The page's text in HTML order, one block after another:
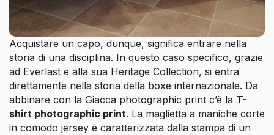
Acquistare un capo, dunque, significa entrare nella
storia di una disciplina. In questo caso specifico, grazie
ad Everlast e alla sua Heritage Collection, si entra
direttamente nella storia della boxe internazionale. Da
abbinare con la Giacca photographic print c’è la T-
shirt photographic print. La maglietta a maniche corte
in comodo jersey è caratterizzata dalla stampa di un